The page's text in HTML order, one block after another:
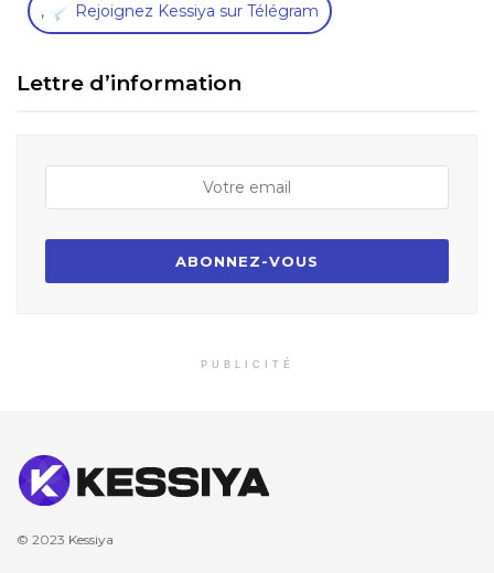
, Rejoignez Kessiya sur Télégram
Lettre d’information
PUBLICITÉ
© 2023 Kessiya